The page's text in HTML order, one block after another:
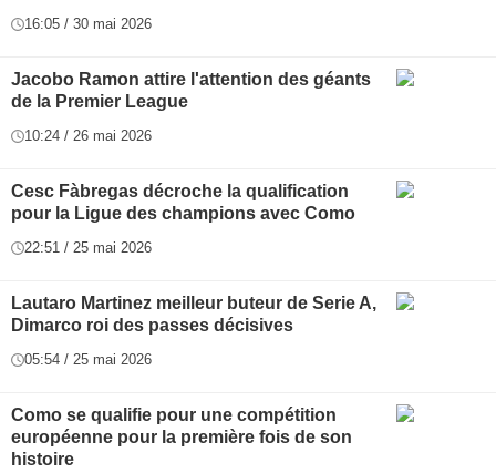
16:05 / 30 mai 2026
Jacobo Ramon attire l'attention des géants
de la Premier League
10:24 / 26 mai 2026
Cesc Fàbregas décroche la qualification
pour la Ligue des champions avec Como
22:51 / 25 mai 2026
Lautaro Martinez meilleur buteur de Serie A,
Dimarco roi des passes décisives
05:54 / 25 mai 2026
Como se qualifie pour une compétition
européenne pour la première fois de son
histoire